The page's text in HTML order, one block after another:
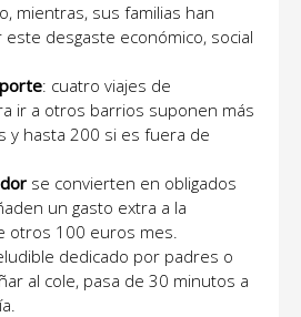
mientras, sus familias han
desgaste económico, social
: cuatro viajes de
ir a otros barrios suponen más
y hasta 200 si es fuera de
se convierten en obligados
un gasto extra a la
otros 100 euros mes.
dedicado por padres o
al cole, pasa de 30 minutos a